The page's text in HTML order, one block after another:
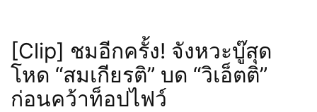
[Clip] ชมอีกครั้ง! จังหวะบู๊สุด
โหด “สมเกียรติ” บด “วิเอ็ตติ”
ก่อนคว้าท็อปไฟว์